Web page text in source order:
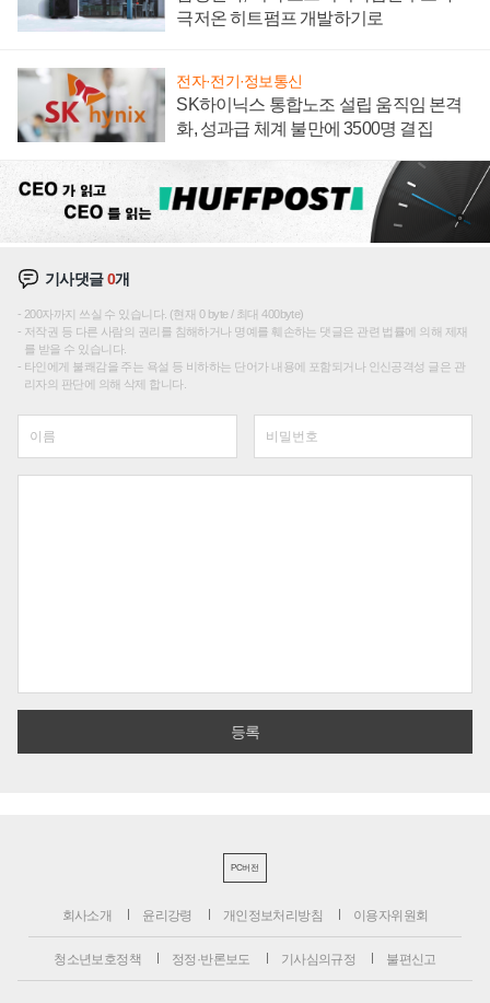
극저온 히트펌프 개발하기로
전자·전기·정보통신
SK하이닉스 통합노조 설립 움직임 본격
화, 성과급 체계 불만에 3500명 결집
기사댓글0개
200자까지 쓰실 수 있습니다. (현재 0 byte / 최대 400byte)
저작권 등 다른 사람의 권리를 침해하거나 명예를 훼손하는 댓글은 관련 법률에 의해 제재
를 받을 수 있습니다.
타인에게 불쾌감을 주는 욕설 등 비하하는 단어가 내용에 포함되거나 인신공격성 글은 관
리자의 판단에 의해 삭제 합니다.
PC버전
회사소개 윤리강령 개인정보처리방침 이용자위원회
청소년보호정책 정정·반론보도 기사심의규정 불편신고